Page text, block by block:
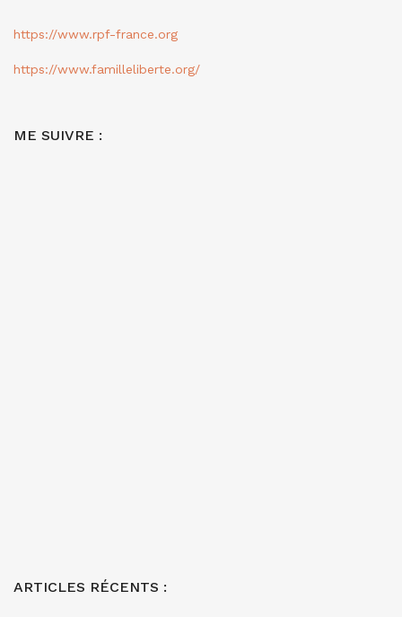
https://www.rpf-france.org
https://www.familleliberte.org/
ME SUIVRE :
ARTICLES RÉCENTS :